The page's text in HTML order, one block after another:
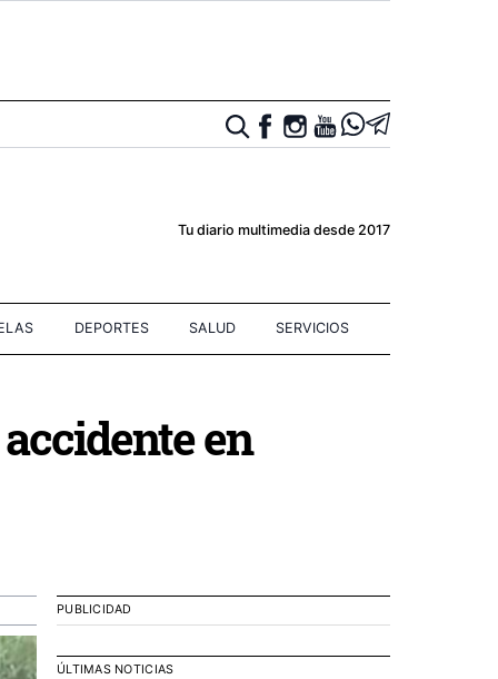
Tu diario multimedia desde 2017
DEPORTES SALUD SERVICIOS
en
PUBLICIDAD
ÚLTIMAS NOTICIAS